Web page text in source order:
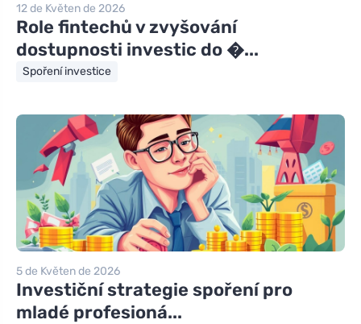
12 de Květen de 2026
Role fintechů v zvyšování
dostupnosti investic do �...
Spoření investice
5 de Květen de 2026
Investiční strategie spoření pro
mladé profesioná...